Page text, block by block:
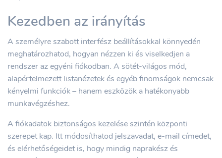
Kezedben az irányítás
A személyre szabott interfész beállításokkal könnyedén
meghatározhatod, hogyan nézzen ki és viselkedjen a
rendszer az egyéni fiókodban. A sötét-világos mód,
alapértelmezett listanézetek és egyéb finomságok nemcsak
kényelmi funkciók – hanem eszközök a hatékonyabb
munkavégzéshez.
A fiókadatok biztonságos kezelése szintén központi
szerepet kap. Itt módosíthatod jelszavadat, e-mail címedet,
és elérhetőségeidet is, hogy mindig naprakész és